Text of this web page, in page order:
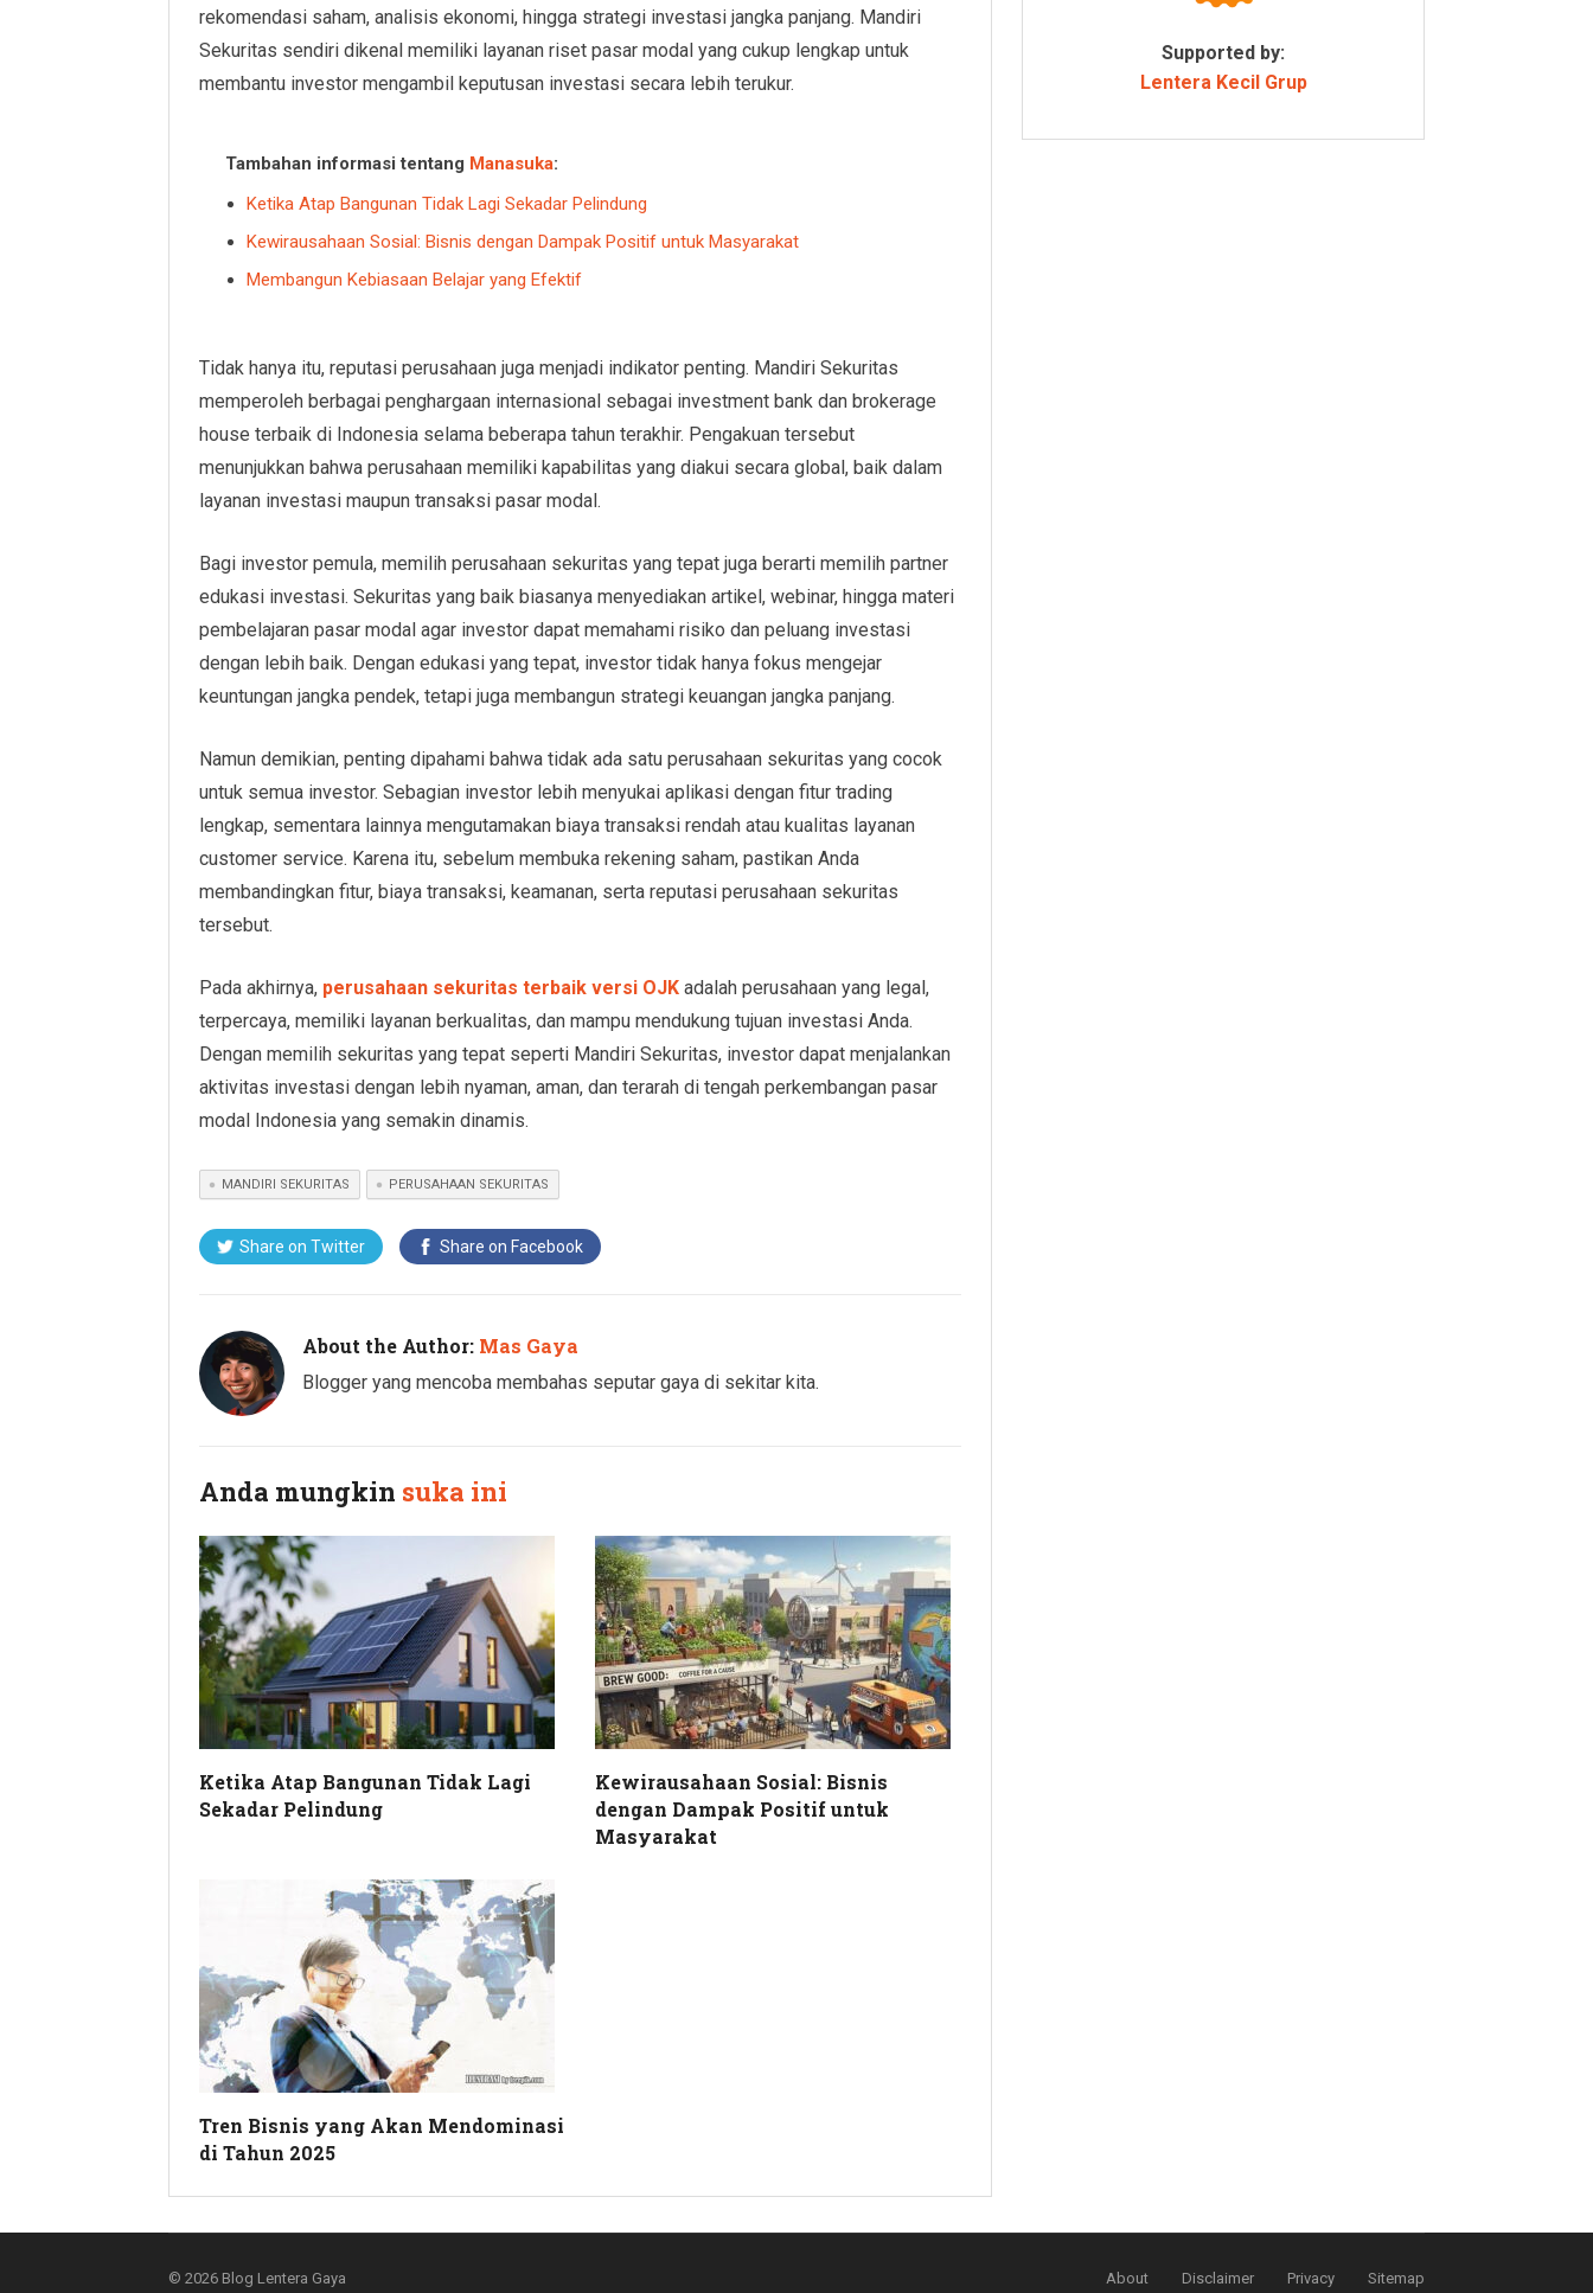
rekomendasi saham, analisis ekonomi, hingga strategi investasi jangka panjang. Mandiri
Sekuritas sendiri dikenal memiliki layanan riset pasar modal yang cukup lengkap untuk
membantu investor mengambil keputusan investasi secara lebih terukur.
Tambahan informasi tentang Manasuka:
Ketika Atap Bangunan Tidak Lagi Sekadar Pelindung
Kewirausahaan Sosial: Bisnis dengan Dampak Positif untuk Masyarakat
Membangun Kebiasaan Belajar yang Efektif
Tidak hanya itu, reputasi perusahaan juga menjadi indikator penting. Mandiri Sekuritas
memperoleh berbagai penghargaan internasional sebagai investment bank dan brokerage
house terbaik di Indonesia selama beberapa tahun terakhir. Pengakuan tersebut
menunjukkan bahwa perusahaan memiliki kapabilitas yang diakui secara global, baik dalam
layanan investasi maupun transaksi pasar modal.
Bagi investor pemula, memilih perusahaan sekuritas yang tepat juga berarti memilih partner
edukasi investasi. Sekuritas yang baik biasanya menyediakan artikel, webinar, hingga materi
pembelajaran pasar modal agar investor dapat memahami risiko dan peluang investasi
dengan lebih baik. Dengan edukasi yang tepat, investor tidak hanya fokus mengejar
keuntungan jangka pendek, tetapi juga membangun strategi keuangan jangka panjang.
Namun demikian, penting dipahami bahwa tidak ada satu perusahaan sekuritas yang cocok
untuk semua investor. Sebagian investor lebih menyukai aplikasi dengan fitur trading
lengkap, sementara lainnya mengutamakan biaya transaksi rendah atau kualitas layanan
customer service. Karena itu, sebelum membuka rekening saham, pastikan Anda
membandingkan fitur, biaya transaksi, keamanan, serta reputasi perusahaan sekuritas
tersebut.
Pada akhirnya, perusahaan sekuritas terbaik versi OJK adalah perusahaan yang legal,
terpercaya, memiliki layanan berkualitas, dan mampu mendukung tujuan investasi Anda.
Dengan memilih sekuritas yang tepat seperti Mandiri Sekuritas, investor dapat menjalankan
aktivitas investasi dengan lebih nyaman, aman, dan terarah di tengah perkembangan pasar
modal Indonesia yang semakin dinamis.
MANDIRI SEKURITAS PERUSAHAAN SEKURITAS
Share on Twitter Share on Facebook
About the Author: Mas Gaya
Blogger yang mencoba membahas seputar gaya di sekitar kita.
Anda mungkin suka ini
Ketika Atap Bangunan Tidak Lagi
Sekadar Pelindung
Kewirausahaan Sosial: Bisnis
dengan Dampak Positif untuk
Masyarakat
Tren Bisnis yang Akan Mendominasi
di Tahun 2025
Supported by:
Lentera Kecil Grup
© 2026 Blog Lentera Gaya About Disclaimer Privacy Sitemap